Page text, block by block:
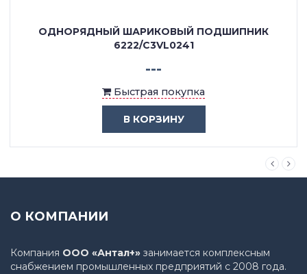
ОДНОРЯДНЫЙ ШАРИКОВЫЙ ПОДШИПНИК
6222/C3VL0241
---
Быстрая покупка
В КОРЗИНУ
О КОМПАНИИ
Компания ООО «Антал+» занимается комплексным
снабжением промышленных предприятий с 2008 года.